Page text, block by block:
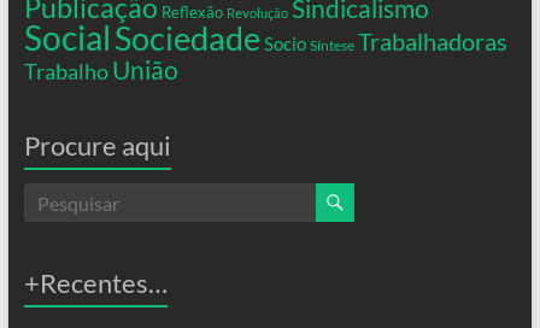
Publicação Reflexão Revolução Sindicalismo
SocialSociedade Socio Síntese Trabalhadoras
Trabalho União
Procure aqui
+Recentes…